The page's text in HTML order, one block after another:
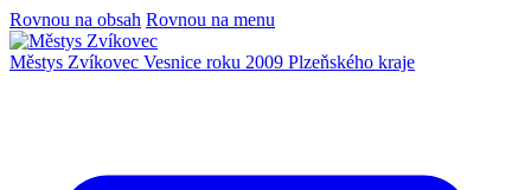
Rovnou na obsah Rovnou na menu
Městys Zvíkovec Vesnice roku 2009 Plzeňského kraje